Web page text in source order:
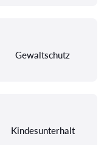
Gewaltschutz
Kindesunterhalt